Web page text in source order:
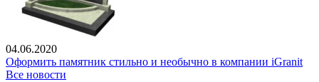
04.06.2020
Оформить памятник стильно и необычно в компании iGranit
Все новости